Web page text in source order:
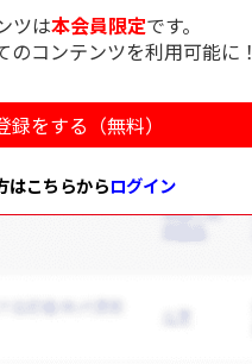
ツは本会員限定です。
のコンテンツを利用可能に！
録をする（無料）
はこちらからログイン